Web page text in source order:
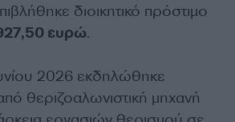
διοικητικό πρόστιμο
ευρώ.
2026 εκδηλώθηκε
θεριζοαλωνιστική μηχανή